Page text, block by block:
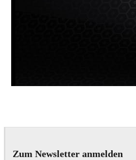
Zum Newsletter anmelden